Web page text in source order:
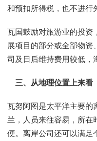
和预扣所得税，也不进行
瓦国鼓励对旅游业的投资
展项目的部分或全部物资
司及日后维持费用较低，
三、从地理位置上来看
瓦努阿图是太平洋主要的
兰，人员来往容易，所在
便。离岸公司还可以满足